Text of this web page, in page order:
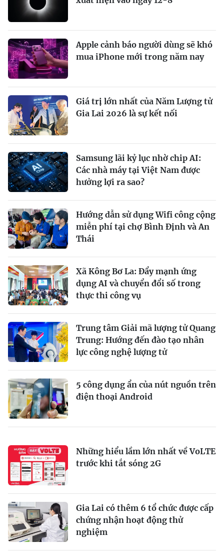
Apple cảnh báo người dùng sẽ khó
mua iPhone mới trong năm nay
Giá trị lớn nhất của Năm Lượng tử
Gia Lai 2026 là sự kết nối
Samsung lãi kỷ lục nhờ chip AI:
Các nhà máy tại Việt Nam được
hưởng lợi ra sao?
Hướng dẫn sử dụng Wifi công cộng
miễn phí tại chợ Bình Định và An
Thái
Xã Kông Bơ La: Đẩy mạnh ứng
dụng AI và chuyển đổi số trong
thực thi công vụ
Trung tâm Giải mã lượng tử Quang
Trung: Hướng đến đào tạo nhân
lực công nghệ lượng tử
5 công dụng ẩn của nút nguồn trên
điện thoại Android
Những hiểu lầm lớn nhất về VoLTE
trước khi tắt sóng 2G
Gia Lai có thêm 6 tổ chức được cấp
chứng nhận hoạt động thử
nghiệm